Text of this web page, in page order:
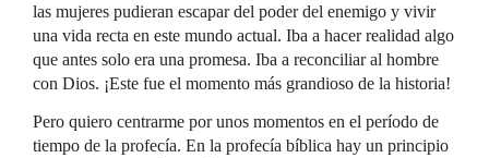
las mujeres pudieran escapar del poder del enemigo y vivir
una vida recta en este mundo actual. Iba a hacer realidad algo
que antes solo era una promesa. Iba a reconciliar al hombre
con Dios. ¡Este fue el momento más grandioso de la historia!
Pero quiero centrarme por unos momentos en el período de
tiempo de la profecía. En la profecía bíblica hay un principio